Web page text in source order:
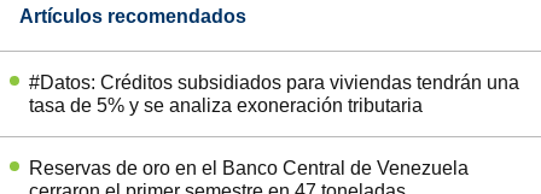
Artículos recomendados
#Datos: Créditos subsidiados para viviendas tendrán una
tasa de 5% y se analiza exoneración tributaria
Reservas de oro en el Banco Central de Venezuela